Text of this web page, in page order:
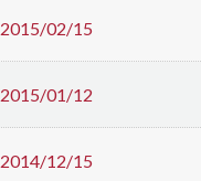
2015/02/15
2015/01/12
2014/12/15